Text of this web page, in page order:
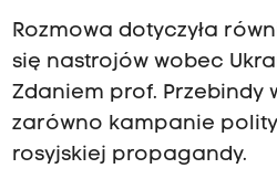
Rozmowa dotyczyła
się nastrojów wobec
Zdaniem prof. Przebindy
zarówno kampanie
rosyjskiej propagandy.